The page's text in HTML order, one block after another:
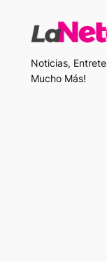
Noticias,
Mucho Más!